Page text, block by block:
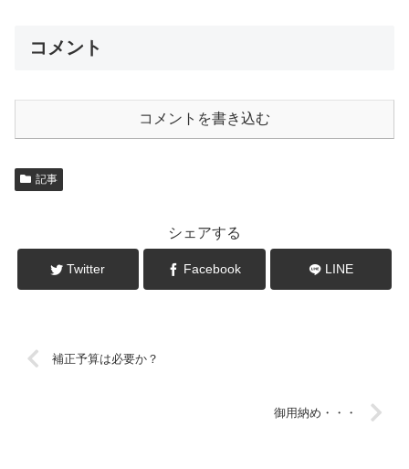
コメント
コメントを書き込む
記事
シェアする
Twitter Facebook LINE
補正予算は必要か？
御用納め・・・